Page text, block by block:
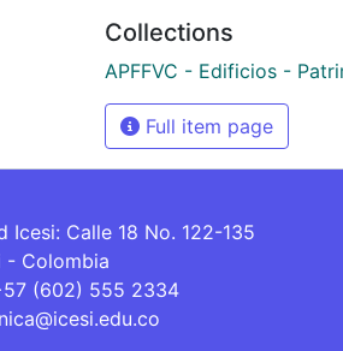
Collections
APFFVC - Edificios -
Full item page
Icesi: Calle 18 No. 122-135
- Colombia
(602) 555 2334